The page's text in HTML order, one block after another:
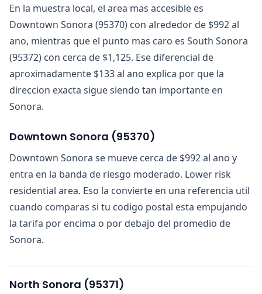
En la muestra local, el area mas accesible es
Downtown Sonora (95370) con alrededor de $992 al
ano, mientras que el punto mas caro es South Sonora
(95372) con cerca de $1,125. Ese diferencial de
aproximadamente $133 al ano explica por que la
direccion exacta sigue siendo tan importante en
Sonora.
Downtown Sonora (95370)
Downtown Sonora se mueve cerca de $992 al ano y
entra en la banda de riesgo moderado. Lower risk
residential area. Eso la convierte en una referencia util
cuando comparas si tu codigo postal esta empujando
la tarifa por encima o por debajo del promedio de
Sonora.
North Sonora (95371)